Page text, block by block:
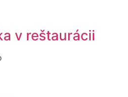
v reštaurácii